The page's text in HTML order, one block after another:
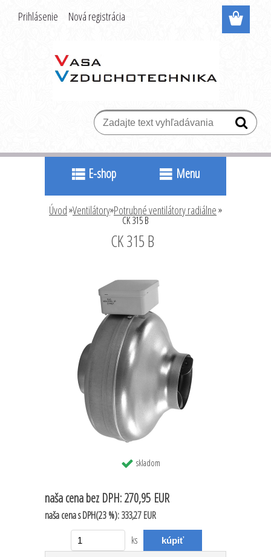
Prihlásenie Nová registrácia
E-shop Menu
Úvod»Ventilátory»Potrubné ventilátory radiálne»
CK 315 B
CK 315 B
skladom
naša cenabez DPH:270,95 EUR
naša cenas DPH(23 %):333,27 EUR
ks